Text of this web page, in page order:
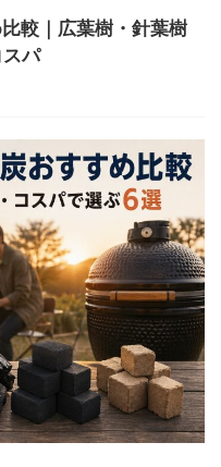
較｜広葉樹・針葉樹
パ